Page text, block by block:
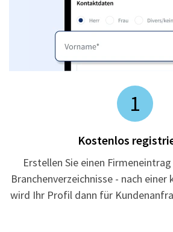
1
Kostenlos
Erstellen Sie einen
Branchenverzeichnisse - nach
wird Ihr Profil dann für